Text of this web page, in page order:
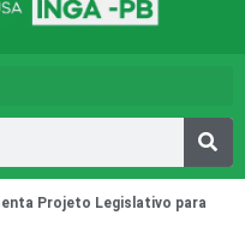
Projeto Legislativo para